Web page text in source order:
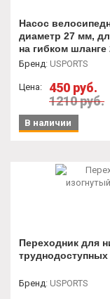
Насос
диаметр 27 мм,
на гибком шланге
Бренд: USPORTS
Цена:
450 руб.
1210 руб.
В наличии
Переходник для
Бренд: USPORTS